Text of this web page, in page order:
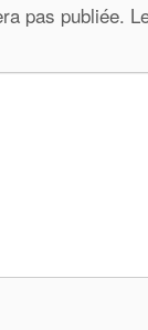
pas publiée.